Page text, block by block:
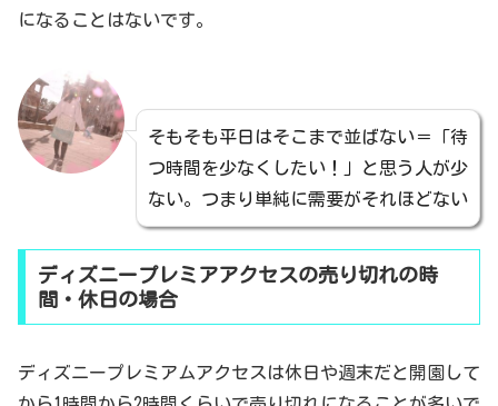
になることはないです。
そもそも平日はそこまで並ばない＝「待
つ時間を少なくしたい！」と思う人が少
ない。つまり単純に需要がそれほどない
ディズニープレミアアクセスの売り切れの時
間・休日の場合
ディズニープレミアムアクセスは休日や週末だと開園して